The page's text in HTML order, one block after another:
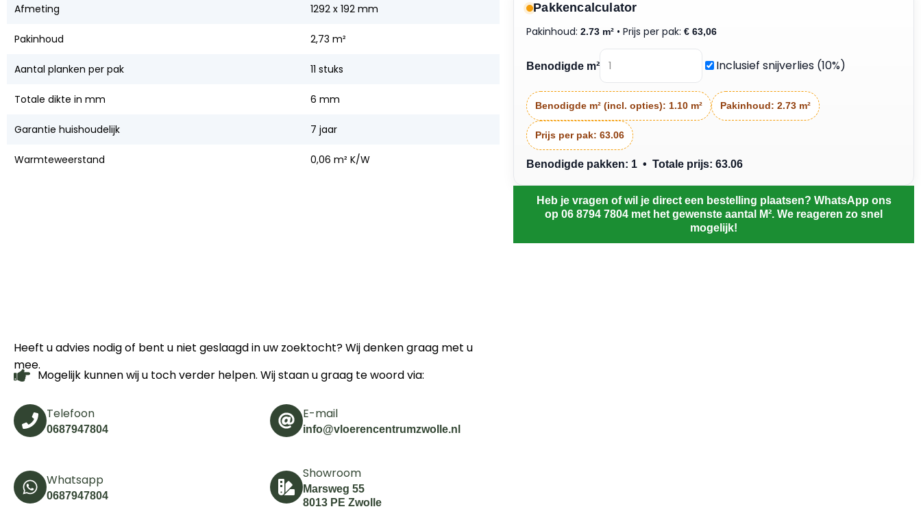
Afmeting 1292 x 192 mm
Pakinhoud 2,73 m²
Aantal planken per pak 11 stuks
Totale dikte in mm 6 mm
Garantie huishoudelijk 7 jaar
Warmteweerstand 0,06 m² K/W
Pakkencalculator
Pakinhoud:2.73 m² • Prijs per pak:€ 63,06
Benodigde m² Inclusief snijverlies (10%)
Benodigde m² (incl. opties): 1.10 m² Pakinhoud:2.73 m²
Prijs per pak:63.06
Benodigde pakken: 1 • Totale prijs: 63.06
Heb je vragen of wil je direct een bestelling plaatsen? WhatsApp ons
op 06 8794 7804 met het gewenste aantal M². We reageren zo snel
mogelijk!
Heeft u advies nodig of bent u niet geslaagd in uw zoektocht? Wij denken graag met u
mee.
Mogelijk kunnen wij u toch verder helpen. Wij staan u graag te woord via:
Telefoon
0687947804
E-mail
info@vloerencentrumzwolle.nl
Whatsapp
0687947804
Showroom
Marsweg 55
8013 PE Zwolle